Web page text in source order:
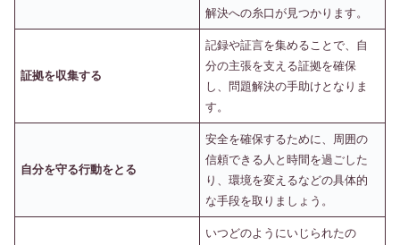
解決への糸口が見つかります。
証拠を収集する
記録や証言を集めることで、自
分の主張を支える証拠を確保
し、問題解決の手助けとなりま
す。
自分を守る行動をとる
安全を確保するために、周囲の
信頼できる人と時間を過ごした
り、環境を変えるなどの具体的
な手段を取りましょう。
いつどのようにいじられたの